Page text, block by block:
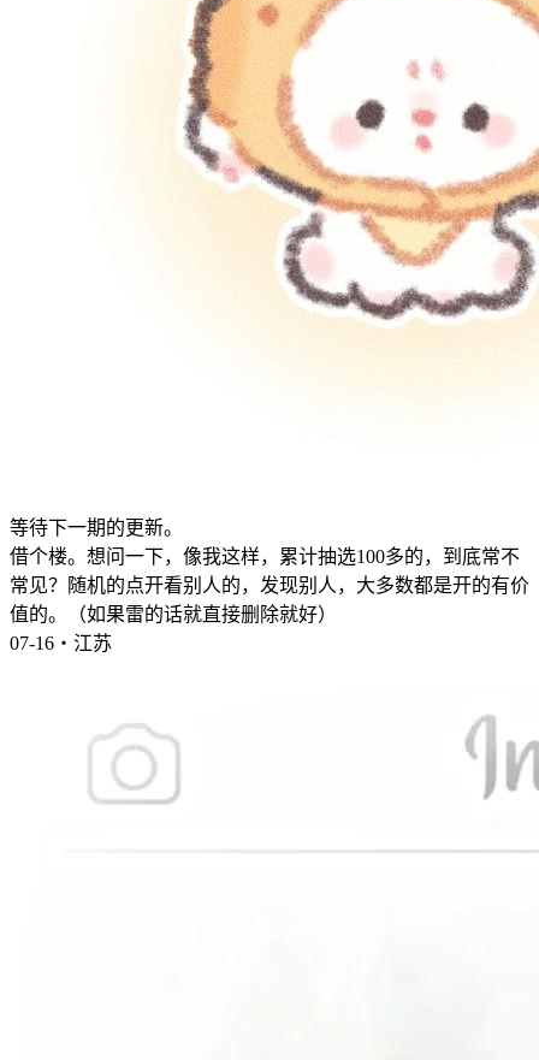
等待下一期的更新。
借个楼。想问一下，像我这样，累计抽选100多的，到底常不
常见？随机的点开看别人的，发现别人，大多数都是开的有价
值的。（如果雷的话就直接删除就好）
07-16・江苏